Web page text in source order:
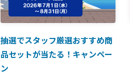
抽選でスタッフ厳選おすすめ商
品セットが当たる！キャンペー
ン